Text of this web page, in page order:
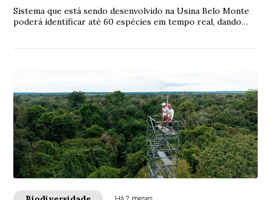
Sistema que está sendo desenvolvido na Usina Belo Monte
poderá identificar até 60 espécies em tempo real, dando